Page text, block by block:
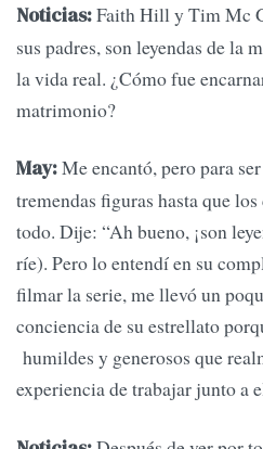
Noticias:Faith Hill y Tim Mc
sus padres, son leyendas de la
la vida real. ¿Cómo fue
matrimonio?
May:Me encantó, pero para
tremendas figuras hasta que
todo. Dije: “Ah bueno, ¡son
ríe). Pero lo entendí en su
filmar la serie, me llevó un
conciencia de su estrellato
humildes y generosos que
experiencia de trabajar junto a